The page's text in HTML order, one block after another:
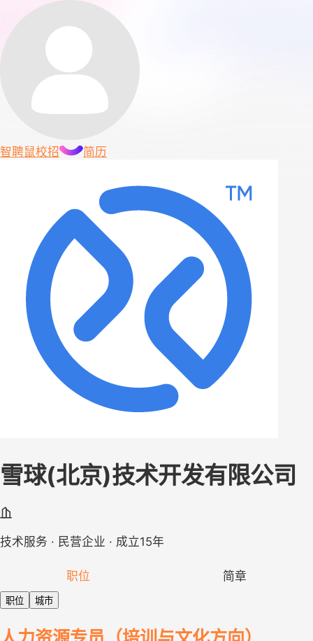
智聘鼠校招 简历
雪球(北京)技术开发有限公司
技术服务 · 民营企业 · 成立15年
职位 简章
职位 城市